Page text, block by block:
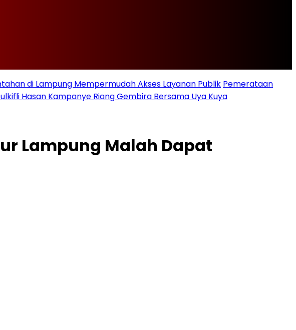
di Lampung Mempermudah Akses Layanan Publik Pemerataan
Hasan Kampanye Riang Gembira Bersama Uya Kuya
Lampung Malah Dapat